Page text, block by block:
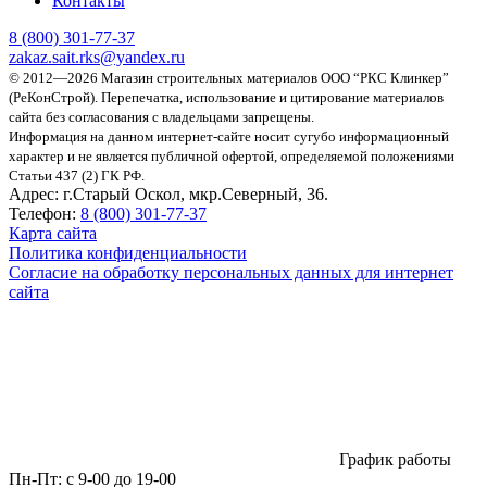
8 (800) 301-77-37
zakaz.sait.rks@yandex.ru
© 2012—2026 Магазин строительных материалов ООО “РКС Клинкер”
(РеКонСтрой). Перепечатка, использование и цитирование материалов
сайта без согласования с владельцами запрещены.
Информация на данном интернет-сайте носит сугубо информационный
характер и не является публичной офертой, определяемой положениями
Статьи 437 (2) ГК РФ.
Адрес: г.Старый Оскол, мкр.Северный, 36.
Телефон: 8 (800) 301-77-37
Карта сайта
Политика конфиденциальности
Согласие на обработку персональных данных для интернет
сайта
График работы
Пн-Пт: с 9-00 до 19-00